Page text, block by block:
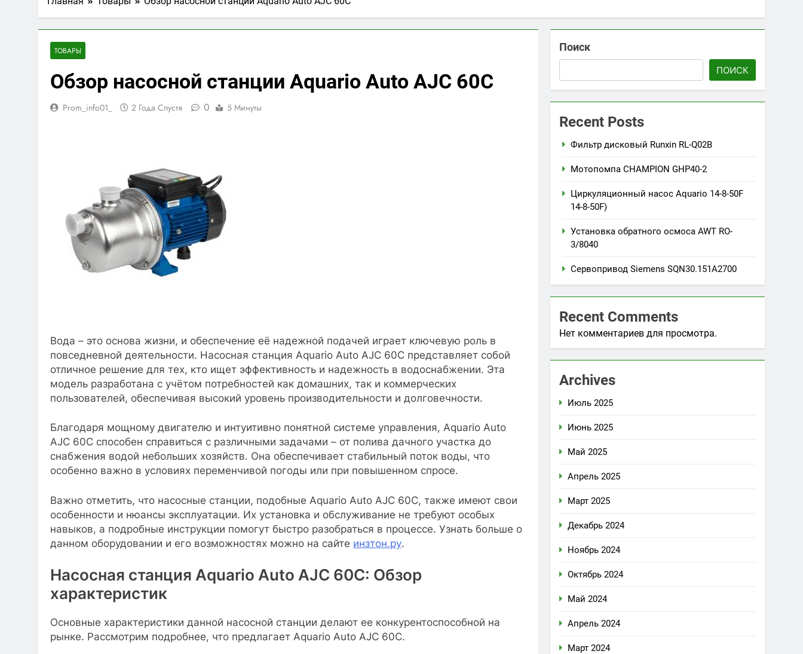
ТОВАРЫ
Обзор насосной станции Aquario Auto AJC 60C
Prom_info01_ 2 Года Спустя 0 5 Минуты
Вода – это основа жизни, и обеспечение её надежной подачей играет ключевую роль в
повседневной деятельности. Насосная станция Aquario Auto AJC 60C представляет собой
отличное решение для тех, кто ищет эффективность и надежность в водоснабжении. Эта
модель разработана с учётом потребностей как домашних, так и коммерческих
пользователей, обеспечивая высокий уровень производительности и долговечности.
Благодаря мощному двигателю и интуитивно понятной системе управления, Aquario Auto
AJC 60C способен справиться с различными задачами – от полива дачного участка до
снабжения водой небольших хозяйств. Она обеспечивает стабильный поток воды, что
особенно важно в условиях переменчивой погоды или при повышенном спросе.
Важно отметить, что насосные станции, подобные Aquario Auto AJC 60C, также имеют свои
особенности и нюансы эксплуатации. Их установка и обслуживание не требуют особых
навыков, а подробные инструкции помогут быстро разобраться в процессе. Узнать больше о
данном оборудовании и его возможностях можно на сайте инзтон.ру.
Насосная станция Aquario Auto AJC 60C: Обзор
характеристик
Основные характеристики данной насосной станции делают ее конкурентоспособной на
рынке. Рассмотрим подробнее, что предлагает Aquario Auto AJC 60C.
Поиск
ПОИСК
Recent Posts
Фильтр дисковый Runxin RL-Q02B
Мотопомпа CHAMPION GHP40-2
Циркуляционный насос Aquario 14-8-50F
14-8-50F)
Установка обратного осмоса AWT RO-
3/8040
Сервопривод Siemens SQN30.151A2700
Recent Comments
Нет комментариев для просмотра.
Archives
Июль 2025
Июнь 2025
Май 2025
Апрель 2025
Март 2025
Декабрь 2024
Ноябрь 2024
Октябрь 2024
Май 2024
Апрель 2024
Март 2024